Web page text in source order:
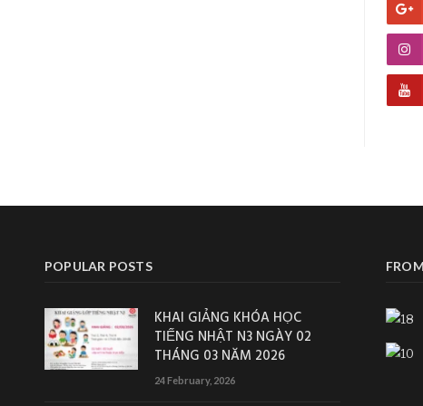
POPULAR POSTS
KHAI GIẢNG KHÓA HỌC
TIẾNG NHẬT N3 NGÀY 02
THÁNG 03 NĂM 2026
24 February, 2026